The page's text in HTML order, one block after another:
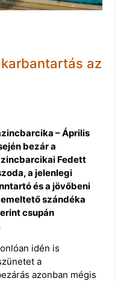
az
– Április
bezár a
Fedett
a jelenlegi
és a jövőbeni
szándéka
csupán
idén is
a
azonban mégis